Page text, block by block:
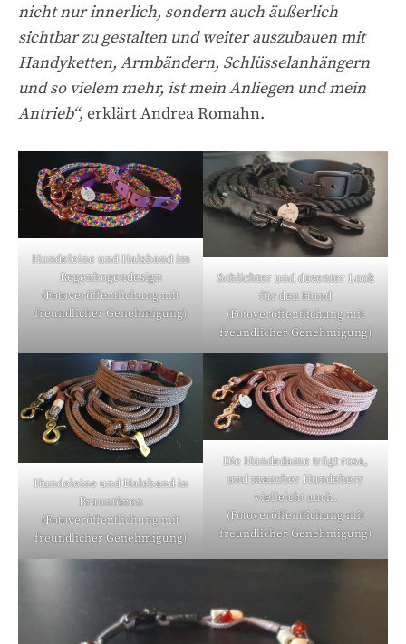
nicht nur innerlich, sondern auch äußerlich
sichtbar zu gestalten und weiter auszubauen mit
Handyketten, Armbändern, Schlüsselanhängern
und so vielem mehr, ist mein Anliegen und mein
Antrieb“, erklärt Andrea Romahn.
Hundeleine und Halsband im
Regenbogendesign
(Fotoveröffentlichung mit
freundlicher Genehmigung)
Schlichter und dezenter Look
für den Hund
(Fotoveröffentlichung mit
freundlicher Genehmigung)
Hundeleine und Halsband in
Brauntönen
(Fotoveröffentlichung mit
freundlicher Genehmigung)
Die Hundedame trägt rosa,
und mancher Hundeherr
vielleicht auch.
(Fotoveröffentlichung mit
freundlicher Genehmigung)